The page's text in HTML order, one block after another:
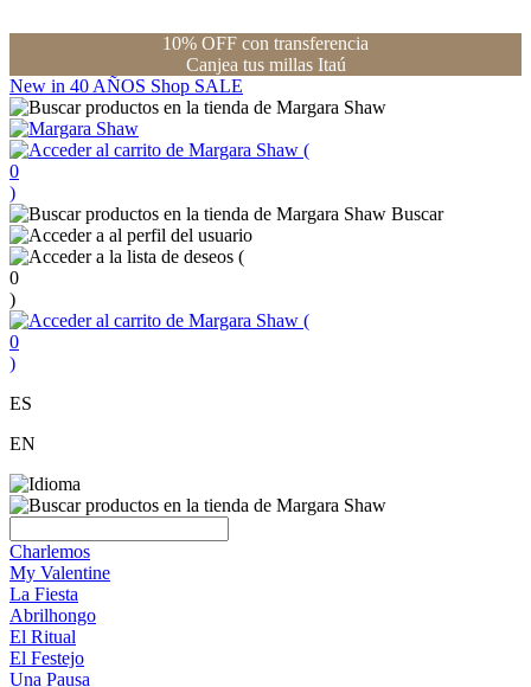
10% OFF con transferencia
Canjea tus millas Itaú
New in 40 AÑOS Shop SALE
(
0
)
Buscar
(
0
)
(
0
)
ES
EN
Charlemos
My Valentine
La Fiesta
Abrilhongo
El Ritual
El Festejo
Una Pausa